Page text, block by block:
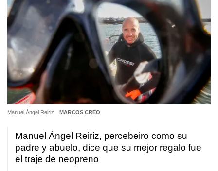
Manuel Ángel Reiriz MARCOS CREO
Manuel Ángel Reiriz, percebeiro como su
padre y abuelo, dice que su mejor regalo fue
el traje de neopreno